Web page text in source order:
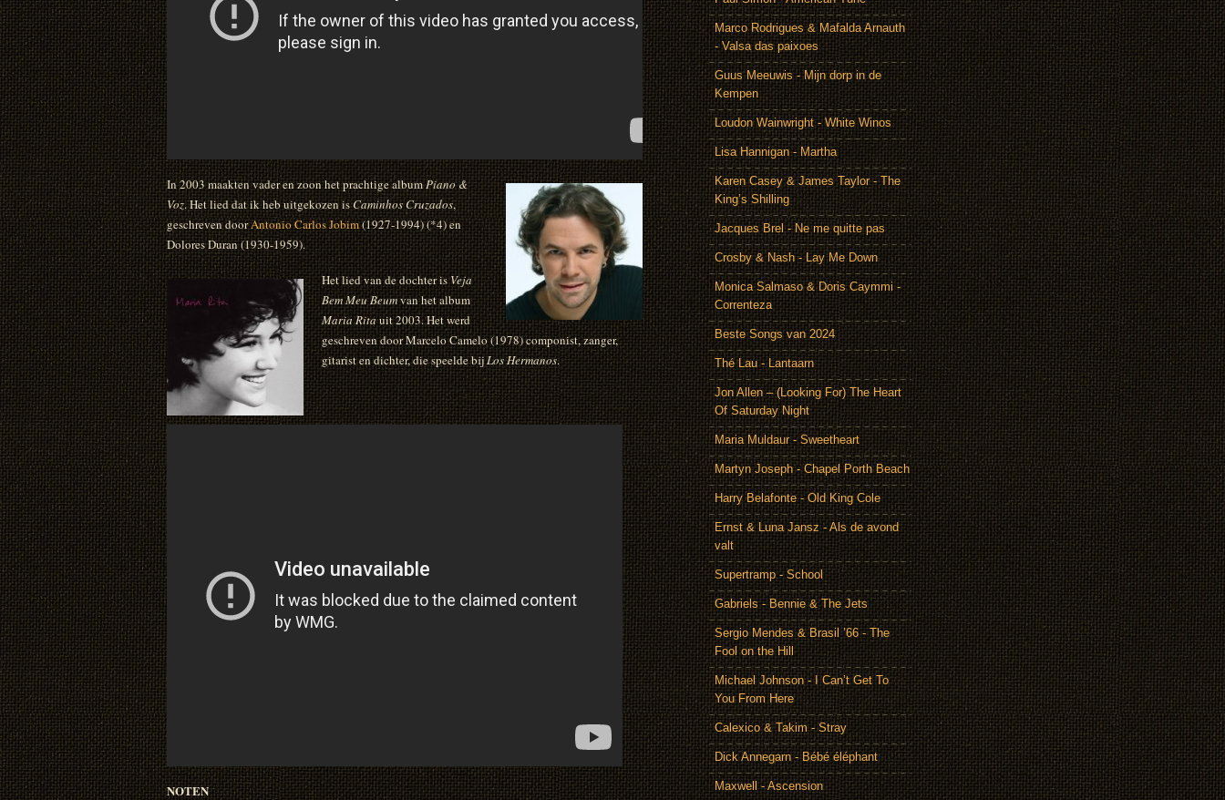
In 2003 maakten vader en zoon het prachtige albumPiano &
Voz. Het lied dat ik heb uitgekozen isCaminhos Cruzados,
geschreven doorAntonio Carlos Jobim(1927-1994) (*4) en
Dolores Duran (1930-1959).
Het lied van de dochter isVeja
BemMeu Beumvan het album
Maria Rita uit 2003. Het werd
geschreven door Marcelo Camelo (1978) componist, zanger,
gitarist en dichter, die speelde bijLos Hermanos.
NOTEN
Marco Rodrigues & Mafalda Arnauth
- Valsa das paixoes
Guus Meeuwis - Mijn dorp in de
Kempen
Loudon Wainwright - White Winos
Lisa Hannigan - Martha
Karen Casey & James Taylor - The
King’s Shilling
Jacques Brel - Ne me quitte pas
Crosby & Nash - Lay Me Down
Monica Salmaso & Doris Caymmi -
Correnteza
Beste Songs van 2024
Thé Lau - Lantaarn
Jon Allen – (Looking For) The Heart
Of Saturday Night
Maria Muldaur - Sweetheart
Martyn Joseph - Chapel Porth Beach
Harry Belafonte - Old King Cole
Ernst & Luna Jansz - Als de avond
valt
Supertramp - School
Gabriels - Bennie & The Jets
Sergio Mendes & Brasil ’66 - The
Fool on the Hill
Michael Johnson - I Can’t Get To
You From Here
Calexico & Takim - Stray
Dick Annegarn - Bébé éléphant
Maxwell - Ascension